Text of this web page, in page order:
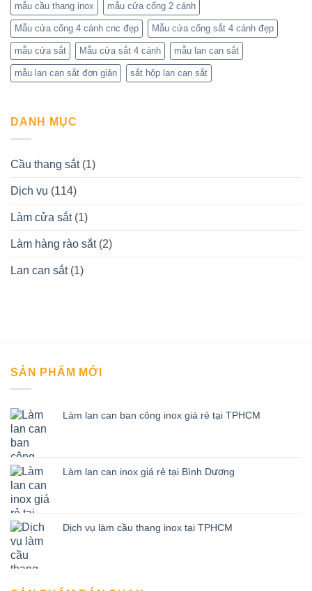
mẫu cầu thang inox mẫu cửa cổng 2 cánh
Mẫu cửa cổng 4 cánh cnc đẹp Mẫu cửa cổng sắt 4 cánh đẹp
mẫu cửa sắt Mẫu cửa sắt 4 cánh mẫu lan can sắt
mẫu lan can sắt đơn giản sắt hộp lan can sắt
DANH MỤC
Cầu thang sắt(1)
Dịch vụ (114)
Làm cửa sắt(1)
Làm hàng rào sắt(2)
Lan can sắt(1)
SẢN PHẨM MỚI
Làm lan can ban công inox giá rẻ tại TPHCM
Làm lan can inox giá rẻ tại Bình Dương
Dịch vụ làm cầu thang inox tại TPHCM